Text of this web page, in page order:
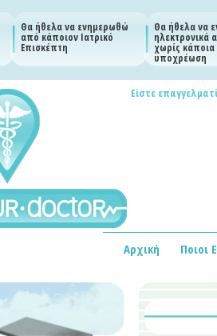
Θα ήθελα να ενημερωθώ
από κάποιον Ιατρικό
Επισκέπτη
Θα ήθελα να
ηλεκτρονικά
χωρίς
υποχρέωση
Είστε
Αρχική Ποιοι